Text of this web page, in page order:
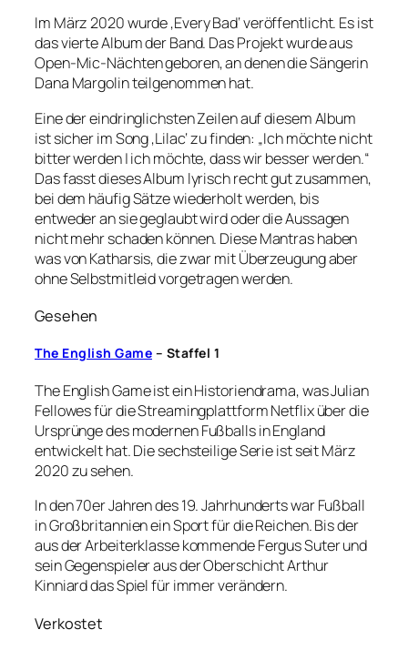
Im März 2020 wurde ‚Every Bad‘ veröffentlicht. Es ist
das vierte Album der Band. Das Projekt wurde aus
Open-Mic-Nächten geboren, an denen die Sängerin
Dana Margolin teilgenommen hat.
Eine der eindringlichsten Zeilen auf diesem Album
ist sicher im Song ‚Lilac‘ zu finden: „Ich möchte nicht
bitter werden | ich möchte, dass wir besser werden.“
Das fasst dieses Album lyrisch recht gut zusammen,
bei dem häufig Sätze wiederholt werden, bis
entweder an sie geglaubt wird oder die Aussagen
nicht mehr schaden können. Diese Mantras haben
was von Katharsis, die zwar mit Überzeugung aber
ohne Selbstmitleid vorgetragen werden.
Gesehen
The English Game – Staffel 1
The English Game ist ein Historiendrama, was Julian
Fellowes für die Streamingplattform Netflix über die
Ursprünge des modernen Fußballs in England
entwickelt hat. Die sechsteilige Serie ist seit März
2020 zu sehen.
In den 70er Jahren des 19. Jahrhunderts war Fußball
in Großbritannien ein Sport für die Reichen. Bis der
aus der Arbeiterklasse kommende Fergus Suter und
sein Gegenspieler aus der Oberschicht Arthur
Kinniard das Spiel für immer verändern.
Verkostet